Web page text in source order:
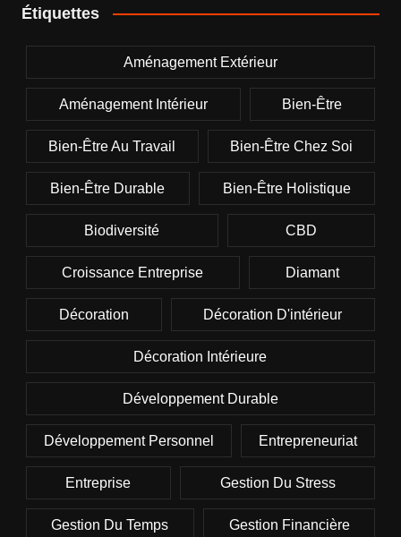
Étiquettes
Aménagement Extérieur
Aménagement Intérieur Bien-Être
Bien-Être Au Travail Bien-Être Chez Soi
Bien-Être Durable Bien-Être Holistique
Biodiversité CBD
Croissance Entreprise Diamant
Décoration Décoration D'intérieur
Décoration Intérieure
Développement Durable
Développement Personnel Entrepreneuriat
Entreprise Gestion Du Stress
Gestion Du Temps Gestion Financière